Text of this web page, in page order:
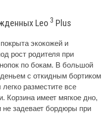
Leo 3 Plus
экокожей и
рост родителя при
по бокам. В большой
с откидным бортиком
разместите все
Корзина имеет мягкое дно,
не задевает бордюры при